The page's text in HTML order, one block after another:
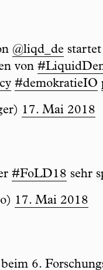
@liqd_de
von
#demokratieIO
17. Mai 2018
#FoLD18 sehr
17. Mai 2018
6.